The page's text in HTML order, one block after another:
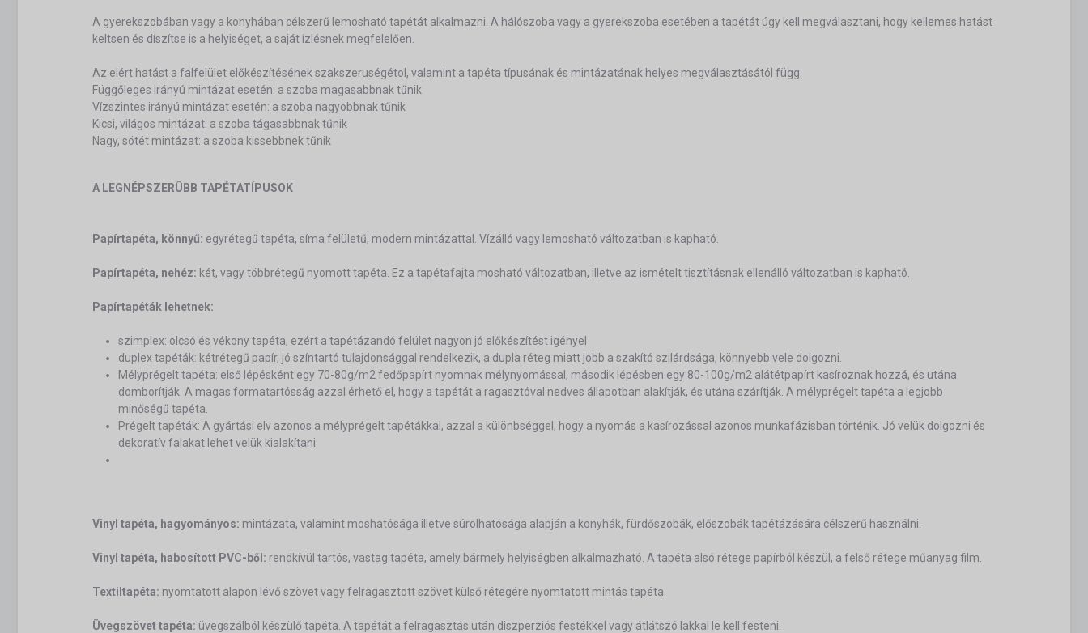
A gyerekszobában vagy a konyhában célszerű lemosható tapétát alkalmazni. A hálószoba vagy a gyerekszoba esetében a tapétát úgy kell megválasztani, hogy kellemes hatást
keltsen és díszítse is a helyiséget, a saját ízlésnek megfelelően.
Az elért hatást a falfelület előkészítésének szakszeruségétol, valamint a tapéta típusának és mintázatának helyes megválasztásától függ.
Függőleges irányú mintázat esetén: a szoba magasabbnak tűnik
Vízszintes irányú mintázat esetén: a szoba nagyobbnak tűnik
Kicsi, világos mintázat: a szoba tágasabbnak tűnik
Nagy, sötét mintázat: a szoba kissebbnek tűnik
A LEGNÉPSZERÛBB TAPÉTATÍPUSOK
Papírtapéta, könnyű: egyrétegű tapéta, síma felületű, modern mintázattal. Vízálló vagy lemosható változatban is kapható.
Papírtapéta, nehéz: két, vagy többrétegű nyomott tapéta. Ez a tapétafajta mosható változatban, illetve az ismételt tisztításnak ellenálló változatban is kapható.
Papírtapéták lehetnek:
szimplex: olcsó és vékony tapéta, ezért a tapétázandó felület nagyon jó előkészítést igényel
duplex tapéták: kétrétegű papír, jó színtartó tulajdonsággal rendelkezik, a dupla réteg miatt jobb a szakító szilárdsága, könnyebb vele dolgozni.
Mélyprégelt tapéta: első lépésként egy 70-80g/m2 fedőpapírt nyomnak mélynyomással, második lépésben egy 80-100g/m2 alátétpapírt kasíroznak hozzá, és utána
domborítják. A magas formatartósság azzal érhető el, hogy a tapétát a ragasztóval nedves állapotban alakítják, és utána szárítják. A mélyprégelt tapéta a legjobb
minőségű tapéta.
Prégelt tapéták: A gyártási elv azonos a mélyprégelt tapétákkal, azzal a különbséggel, hogy a nyomás a kasírozással azonos munkafázisban történik. Jó velük dolgozni és
dekoratív falakat lehet velük kialakítani.
Vinyl tapéta, hagyományos: mintázata, valamint moshatósága illetve súrolhatósága alapján a konyhák, fürdőszobák, előszobák tapétázására célszerű használni.
Vinyl tapéta, habosított PVC-ből: rendkívül tartós, vastag tapéta, amely bármely helyiségben alkalmazható. A tapéta alsó rétege papírból készül, a felső rétege műanyag film.
Textiltapéta: nyomtatott alapon lévő szövet vagy felragasztott szövet külső rétegére nyomtatott mintás tapéta.
Üvegszövet tapéta: üvegszálból készülő tapéta. A tapétát a felragasztás után diszperziós festékkel vagy átlátszó lakkal le kell festeni.